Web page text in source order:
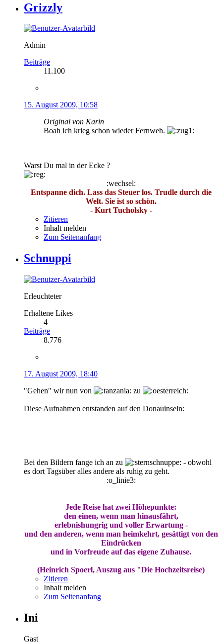
Grizzly
Admin
Beiträge
11.100
15. August 2009, 10:58
Original von Karin
Boah ich krieg schon wieder Fernweh.
Warst Du mal in der Ecke ?
:wechsel:
Entspanne dich. Lass das Steuer los. Trudle durch die
Welt. Sie ist so schön.
- Kurt Tucholsky -
Zitieren
Inhalt melden
Zum Seitenanfang
Schnuppi
Erleuchteter
Erhaltene Likes
4
Beiträge
8.776
17. August 2009, 18:40
"Gehen" wir nun von
zu
Diese Aufnahmen entstanden auf den Donauinseln:
Bei den Bildern fange ich an zu
- obwohl
es dort Tagsüber alles andere als ruhig zu geht.
:o_linie3:
Jede Reise hat zwei Höhepunkte:
den einen, wenn man hinausfährt,
erlebnishungrig und voller Erwartung -
und den anderen, wenn man heimkehrt, gesättigt von den
Eindrücken
und in Vorfreude auf das eigene Zuhause.
(Heinrich Spoerl, Auszug aus "Die Hochzeitsreise)
Zitieren
Inhalt melden
Zum Seitenanfang
Ini
Gast